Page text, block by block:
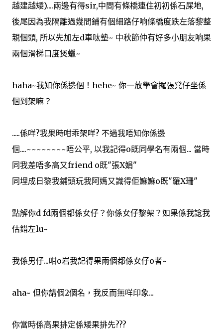
越建越矮)....兩邊有得sir,中間有條橋連住初初係石屎地,
後尾因為我隔離過幾間鋪有個細路仔响條橋度跌左落黎整
親個頭, 所以先加左d車呔墊~ 中秋節仲有好多小朋友响果
兩個滑梯口度煲蠟~
haha~我知你係邊個！hehe~ 你一放學會攞張凳仔坐係
個到架嘛？
.....係咩?我果時咁乖架咩? 不過我唔知你係邊
個....~~~~~~~~唔公平, 以我記得o既同學名有兩個... 當時
同我差唔多高又friend o既"張X娟"
同埋成日黎我鋪頭玩我阿媽又識得佢嫲嫲o既"羅X珊"
點解你d fd兩個都係女仔？你係女仔黎架？如果係我諗我
估錯左lu~
我係男仔...咁o岩我記得果兩個都係女仔o者~
aha~ 但你講個2個名，我反而無咩印象...
你當時係高果排定係矮果排先???